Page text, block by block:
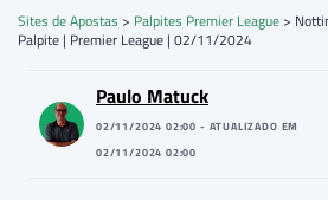
Sites de Apostas > Palpites Premier League >
Palpite | Premier League | 02/11/2024
Paulo Matuck
02/11/2024 02:00 - ATUALIZADO EM
02/11/2024 02:00